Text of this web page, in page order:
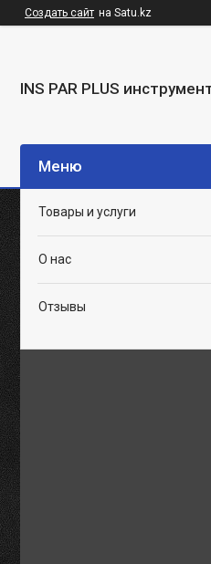
Создать сайт на Satu.kz
INS PAR PLUS
Товары и услуги
О нас
Отзывы